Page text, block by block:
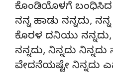
ಕೊಂಡಿಯೊಳಗೆ ಬಂಧಿಸಿದ
ನನ್ನ ಹಾಡು ನನ್ನದು,
ಕೊರಳ ದನಿಯು ನನ್ನದು,
ನನ್ನದು, ನಿನ್ನದು
ವೇದನೆಯಷ್ಟೇ ನಿನ್ನದು